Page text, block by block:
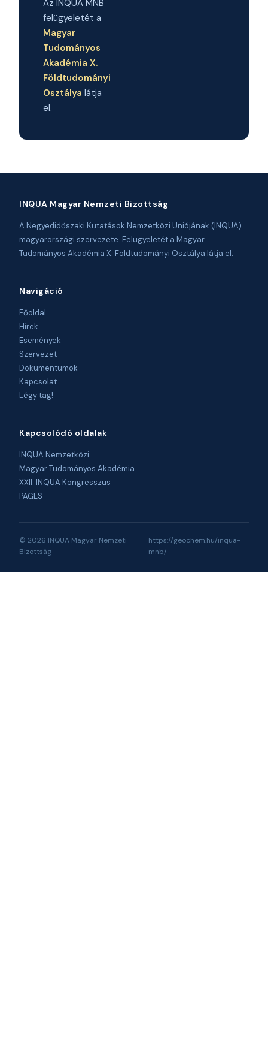
Az INQUA MNB
felügyeletét a
Magyar
Tudományos
Akadémia X.
Földtudományi
Osztálya látja
el.
INQUA Magyar Nemzeti Bizottság
A Negyedidőszaki Kutatások Nemzetközi Uniójának (INQUA)
magyarországi szervezete. Felügyeletét a Magyar
Tudományos Akadémia X. Földtudományi Osztálya látja el.
Navigáció
Főoldal
Hírek
Események
Szervezet
Dokumentumok
Kapcsolat
Légy tag!
Kapcsolódó oldalak
INQUA Nemzetközi
Magyar Tudományos Akadémia
XXII. INQUA Kongresszus
PAGES
© 2026 INQUA Magyar Nemzeti
Bizottság
https://geochem.hu/inqua-
mnb/